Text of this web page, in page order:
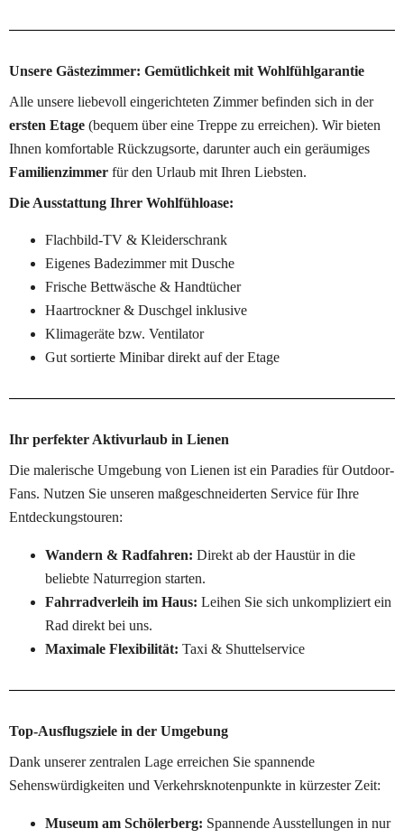
Unsere Gästezimmer: Gemütlichkeit mit Wohlfühlgarantie
Alle unsere liebevoll eingerichteten Zimmer befinden sich in der
ersten Etage (bequem über eine Treppe zu erreichen). Wir bieten
Familienzimmer für den Urlaub mit Ihren Liebsten.
Die Ausstattung Ihrer Wohlfühloase:
Flachbild-TV & Kleiderschrank
Eigenes Badezimmer mit Dusche
Frische Bettwäsche & Handtücher
Haartrockner & Duschgel inklusive
Klimageräte bzw. Ventilator
Gut sortierte Minibar direkt auf der Etage
Ihr perfekter Aktivurlaub in Lienen
Die malerische Umgebung von Lienen ist ein Paradies für Outdoor-
Fans. Nutzen Sie unseren maßgeschneiderten Service für Ihre
Entdeckungstouren:
Wandern & Radfahren: Direkt ab der Haustür in die
beliebte Naturregion starten.
Fahrradverleih im Haus: Leihen Sie sich unkompliziert ein
Rad direkt bei uns.
Maximale Flexibilität: Taxi & Shuttelservice
Top-Ausflugsziele in der Umgebung
Dank unserer zentralen Lage erreichen Sie spannende
Sehenswürdigkeiten und Verkehrsknotenpunkte in kürzester Zeit:
Museum am Schölerberg: Spannende Ausstellungen in nur